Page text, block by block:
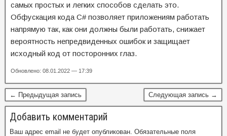
самых простых и легких способов сделать это.
Обфускация кода C# позволяет приложениям работать
напрямую так, как они должны были работать, снижает
вероятность непредвиденных ошибок и защищает
исходный код от посторонних глаз.
Обновлено: 08.01.2022 — 17:39
← Предыдущая запись Следующая запись →
Добавить комментарий
Ваш адрес email не будет опубликован. Обязательные поля